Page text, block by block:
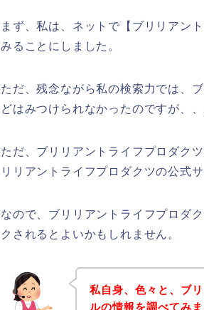
まず、私は、ネットで【ブリリアン
みることにしました。
ただ、残念ながら私の検索力では、
どはみつけられなかったのですが、、
ただ、ブリリアントライフプロダク
リリアントライフプロダクツの公式
なので、ブリリアントライフプロダ
クされるとよいかもしれません。
私自身、色々と、ブ
ルの情報を調べてみ